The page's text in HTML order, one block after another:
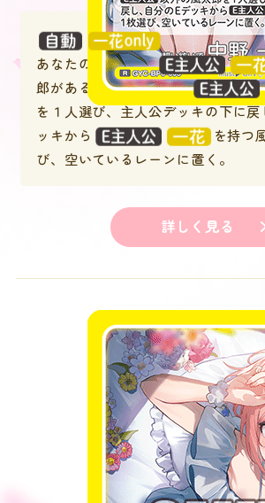
：このキャラ
あなたのEデッキに
郎があるなら、あなたは
を１人選び、主人公デッキの下に
ッキから
を持つ
び、空いているレーンに置く。
詳しく見る